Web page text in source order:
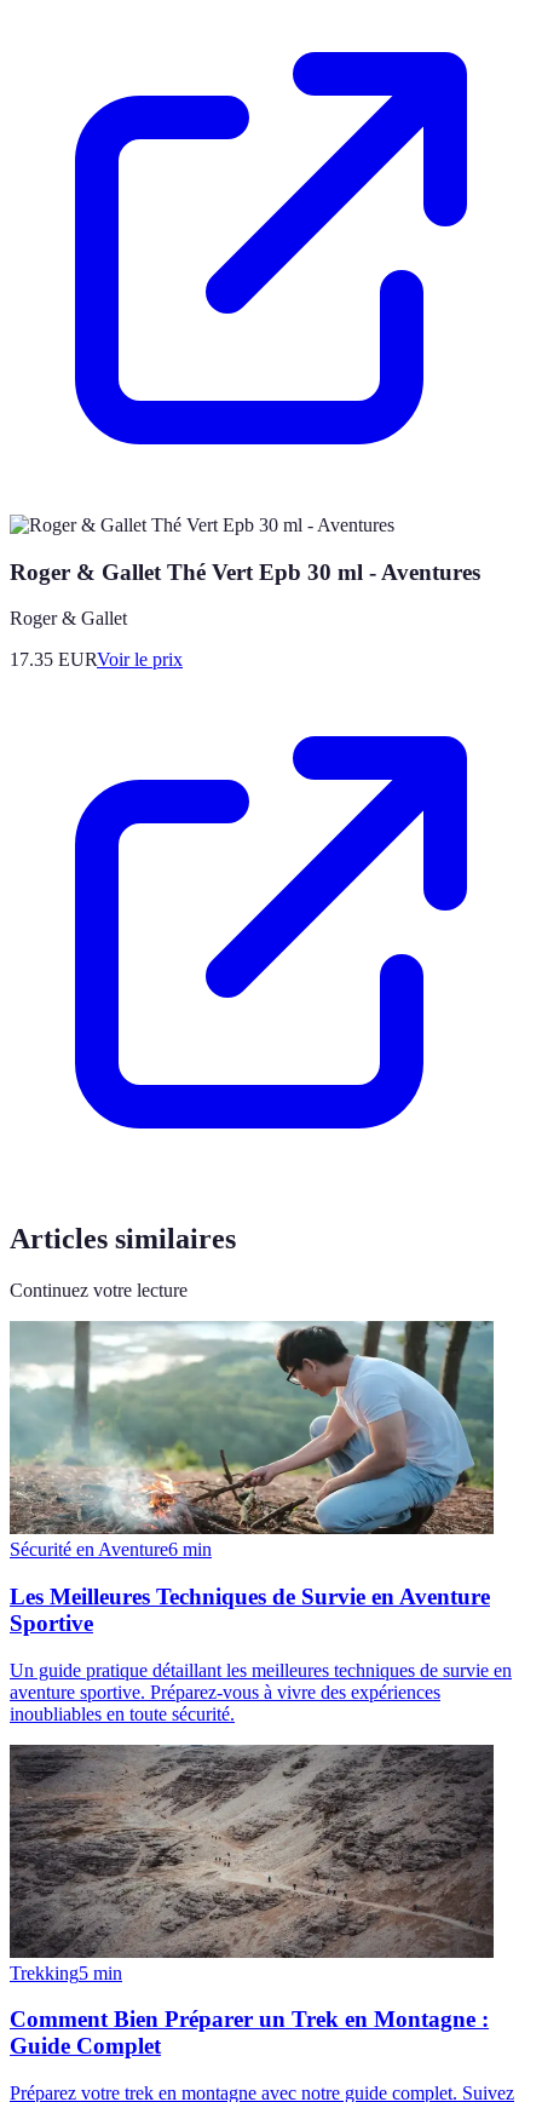
Roger & Gallet Thé Vert Epb 30 ml - Aventures
Roger & Gallet
17.35 EURVoir le prix
Articles similaires
Continuez votre lecture
Sécurité en Aventure6 min
Les Meilleures Techniques de Survie en Aventure
Sportive
Un guide pratique détaillant les meilleures techniques de survie en
aventure sportive. Préparez-vous à vivre des expériences
inoubliables en toute sécurité.
Trekking5 min
Comment Bien Préparer un Trek en Montagne :
Guide Complet
Préparez votre trek en montagne avec notre guide complet. Suivez